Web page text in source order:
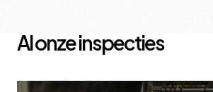
Al onze inspecties